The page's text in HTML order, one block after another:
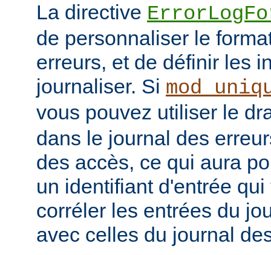
La directive
de personnaliser le
erreurs, et de définir les
journaliser. Si
vous pouvez utiliser le
dans le journal des
des accès, ce qui aura
un identifiant d'entrée
corréler les entrées du
avec celles du journal